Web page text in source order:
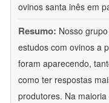
ovinos santa inês em
Resumo: Nosso
estudos com ovinos a
foram aparecendo,
como ter respostas
produtores. Na